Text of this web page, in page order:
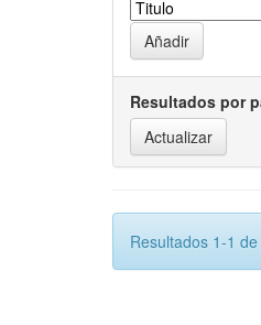
Resultados por
Resultados 1-1 de